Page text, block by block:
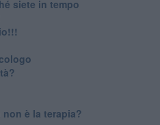
siete in tempo
è la terapia?